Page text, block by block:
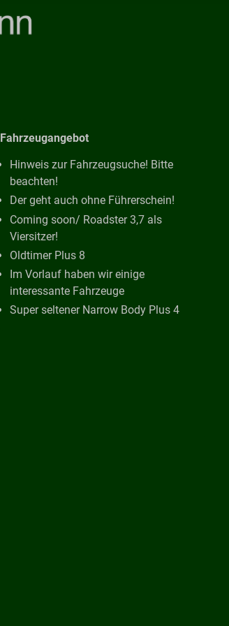
Fahrzeugangebot
Hinweis zur Fahrzeugsuche! Bitte
beachten!
Der geht auch ohne Führerschein!
Coming soon/ Roadster 3,7 als
Viersitzer!
Oldtimer Plus 8
Im Vorlauf haben wir einige
interessante Fahrzeuge
Super seltener Narrow Body Plus 4